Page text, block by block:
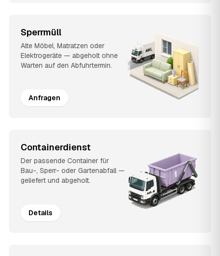
Sperrmüll
Alte Möbel, Matratzen oder
Elektrogeräte — abgeholt ohne
Warten auf den Abfuhrtermin.
Anfragen
Containerdienst
Der passende Container für
Bau-, Sperr- oder Gartenabfall —
geliefert und abgeholt.
Details